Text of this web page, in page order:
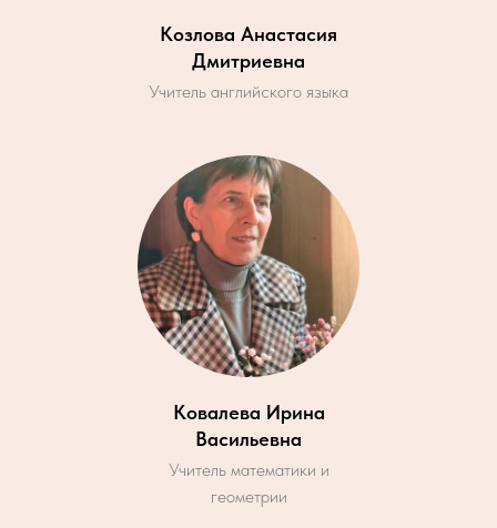
Козлова Анастасия
Дмитриевна
Учитель английского языка
Ковалева Ирина
Васильевна
Учитель математики и
геометрии